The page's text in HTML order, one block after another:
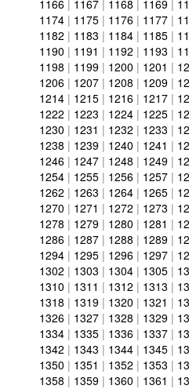
1166 1167 1168 1169
1174 | 1175 | 1176 | 1177 |
1182 | 1183 | 1184 | 1185 |
1190 | 1191 | 1192 | 1193 |
1198 | 1199 | 1200 | 1201 |
1206 | 1207 | 1208 | 1209 |
1214 | 1215 | 1216 | 1217 |
1222 | 1223 | 1224 | 1225 |
1230 | 1231 | 1232 | 1233 |
1238 | 1239 | 1240 | 1241 |
1246 | 1247 | 1248 | 1249 |
1254 | 1255 | 1256 | 1257 |
1262 | 1263 | 1264 | 1265 |
1270 | 1271 | 1272 | 1273 |
1278 | 1279 | 1280 | 1281 |
1286 | 1287 | 1288 | 1289 |
1294 | 1295 | 1296 | 1297 |
1302 | 1303 | 1304 | 1305 |
1310 | 1311 | 1312 | 1313 |
1318 | 1319 | 1320 | 1321 |
1326 | 1327 | 1328 | 1329 |
1334 | 1335 | 1336 | 1337 |
1342 | 1343 | 1344 | 1345 |
1350 | 1351 | 1352 | 1353 |
1358 | 1359 | 1360 | 1361 |